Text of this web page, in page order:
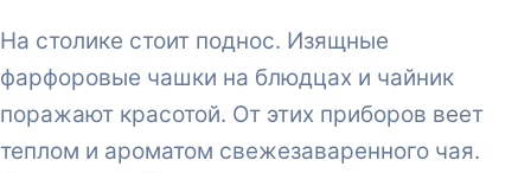
На столике стоит поднос. Изящные
фарфоровые чашки на блюдцах и чайник
поражают красотой. От этих приборов веет
теплом и ароматом свежезаваренного чая.